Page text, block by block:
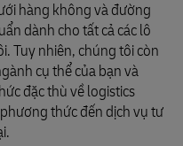
hàng không và đường
dành cho tất cả các lô
Tuy nhiên, chúng tôi còn
cụ thể của bạn và
đặc thù về logistics
thức đến dịch vụ tư